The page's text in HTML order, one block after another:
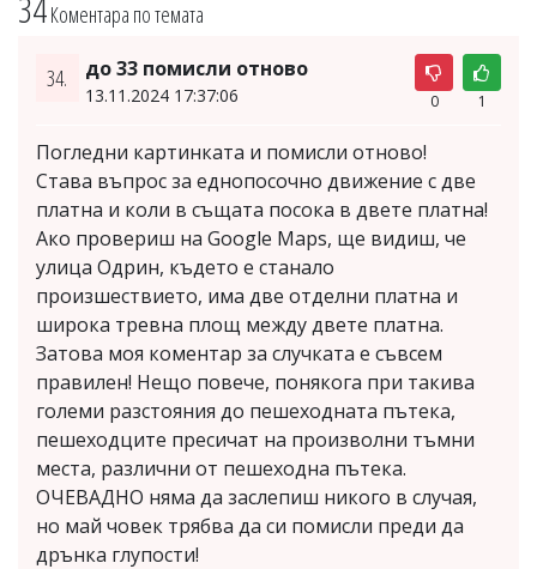
Коментара по темата
34. до 33 помисли отново
13.11.2024 17:37:06 0 1
Погледни картинката и помисли отново!
Става въпрос за еднопосочно движение с две
платна и коли в същата посока в двете платна!
Ако провериш на Google Maps, ще видиш, че
улица Одрин, където е станало
произшествието, има две отделни платна и
широка тревна площ между двете платна.
Затова моя коментар за случката е съвсем
правилен! Нещо повече, понякога при такива
големи разстояния до пешеходната пътека,
пешеходците пресичат на произволни тъмни
места, различни от пешеходна пътека.
ОЧЕВАДНО няма да заслепиш никого в случая,
но май човек трябва да си помисли преди да
дрънка глупости!